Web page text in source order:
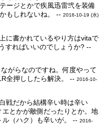
ージとかで疾風迅雷弐を装備
もしれないね。 --2016-10-19 (水)
に書かれているやり方はvitaで
すればいいのでしょうか? --
がらなのですね。何度やって
全押ししたら解決。 --2016-10-
戦だから結構辛い時は辛い
とかが敵側だったりとか。地
ル（ハク）も辛いが。 --2016-